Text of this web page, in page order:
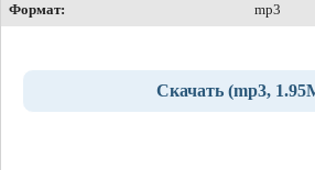
Формат:
mp3
Скачать (mp3,